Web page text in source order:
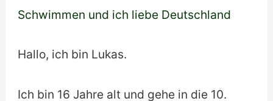
Schwimmen und ich liebe Deutschland
Hallo, ich bin Lukas.
Ich bin 16 Jahre alt und gehe in die 10.